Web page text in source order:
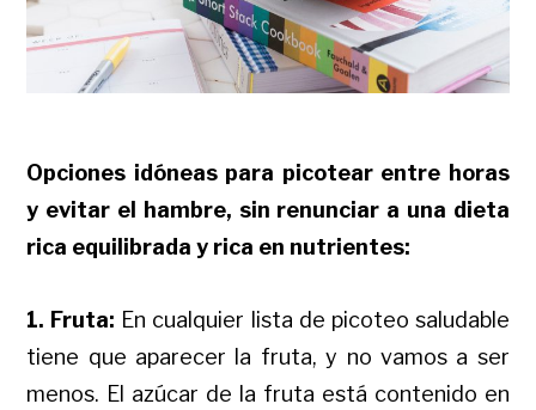
Opciones idóneas para picotear entre horas
y evitar el hambre, sin renunciar a una dieta
rica equilibrada y rica en nutrientes:
1. Fruta: En cualquier lista de picoteo saludable
tiene que aparecer la fruta, y no vamos a ser
menos. El azúcar de la fruta está contenido en